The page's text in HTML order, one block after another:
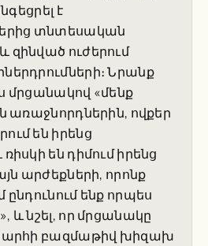
է
տնտեսական
զինված ուժերում
Նրանք
մրցանակով «մենք
առաջնորդներին, ովքեր
են իրենց
են դիմում իրենց
արժեքների, որոնք
ընդունում ենք որպես
և նշել, որ մրցանակը
բազմաթիվ խիզախ